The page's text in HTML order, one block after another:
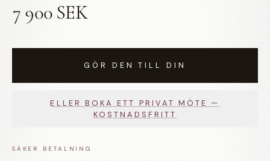
7 900 SEK
GÖR DEN TILL DIN
ELLER BOKA ETT PRIVAT MÖTE —
KOSTNADSFRITT
SÄKER BETALNING